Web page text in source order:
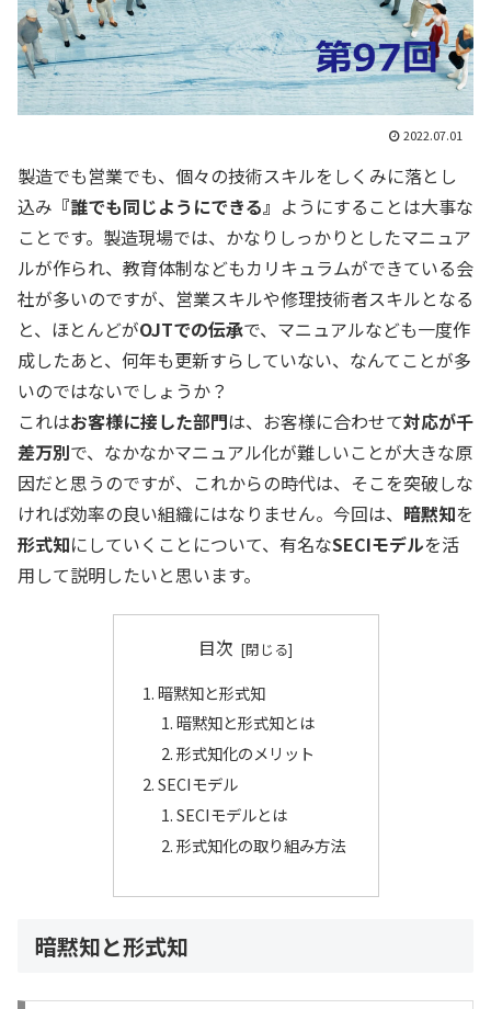
2022.07.01
製造でも営業でも、個々の技術スキルをしくみに落とし
込み 『誰でも同じようにできる』 ようにすることは大事な
ことです。製造現場では、かなりしっかりとしたマニュア
ルが作られ、教育体制などもカリキュラムができている会
社が多いのですが、営業スキルや修理技術者スキルとなる
と、ほとんどがOJTでの伝承で、マニュアルなども一度作
成したあと、何年も更新すらしていない、なんてことが多
いのではないでしょうか？
これはお客様に接した部門は、お客様に合わせて対応が千
差万別で、なかなかマニュアル化が難しいことが大きな原
因だと思うのですが、これからの時代は、そこを突破しな
ければ効率の良い組織にはなりません。今回は、 暗黙知を
形式知にしていくことについて、有名なSECIモデルを活
用して説明したいと思います。
目次
暗黙知と形式知
暗黙知と形式知とは
形式知化のメリット
SECIモデル
SECIモデルとは
形式知化の取り組み方法
暗黙知と形式知